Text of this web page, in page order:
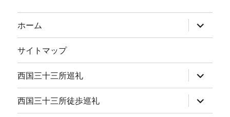
ホーム
ブ
メ
ー
を
展
開
サイトマップ
西国三十三所巡礼
ブ
メ
ニ
ュ
ー
西国三十三所徒歩巡礼
ブ
メ